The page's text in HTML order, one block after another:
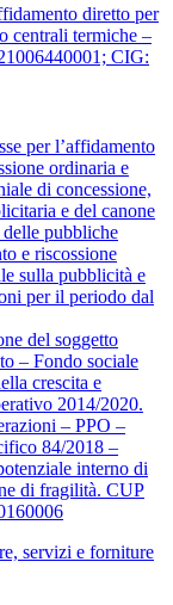
diretto per
centrali termiche –
CIG:
per l’affidamento
ordinaria e
di concessione,
e del canone
pubbliche
e riscossione
sulla pubblicità e
per il periodo dal
del soggetto
– Fondo sociale
crescita e
2014/2020.
– PPO –
84/2018 –
interno di
di fragilità. CUP
servizi e forniture